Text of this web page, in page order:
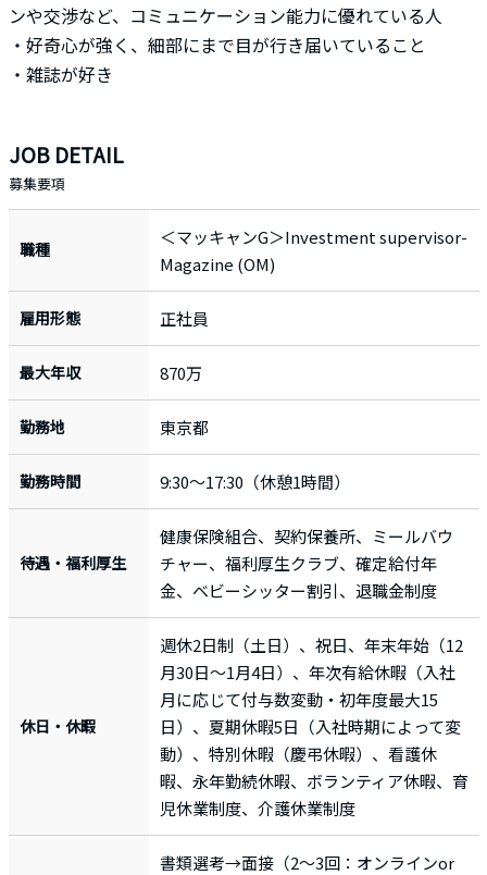
ンや交渉など、コミュニケーション能力に優れている人
・好奇心が強く、細部にまで目が行き届いていること
・雑誌が好き
JOB DETAIL
募集要項
職種
＜マッキャンG＞Investment supervisor-
Magazine (OM)
雇用形態 正社員
最大年収 870万
勤務地 東京都
勤務時間 9:30～17:30（休憩1時間）
待遇・福利厚生
健康保険組合、契約保養所、ミールバウ
チャー、福利厚生クラブ、確定給付年
金、ベビーシッター割引、退職金制度
休日・休暇
週休2日制（土日）、祝日、年末年始（12
月30日～1月4日）、年次有給休暇（入社
月に応じて付与数変動・初年度最大15
日）、夏期休暇5日（入社時期によって変
動）、特別休暇（慶弔休暇）、看護休
暇、永年勤続休暇、ボランティア休暇、育
児休業制度、介護休業制度
書類選考→面接（2〜3回：オンラインor